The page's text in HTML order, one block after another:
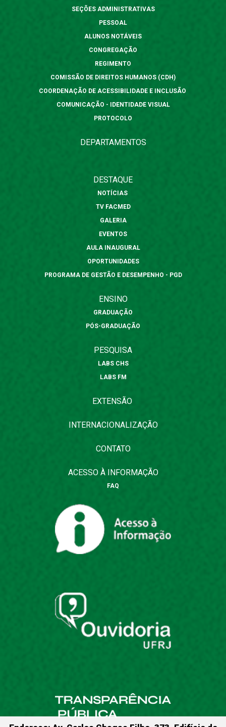
SEÇÕES ADMINISTRATIVAS
PESSOAL
ALUNOS NOTÁVEIS
CONGREGAÇÃO
REGIMENTO
COMISSÃO DE DIREITOS HUMANOS (CDH)
COORDENAÇÃO DE ACESSIBILIDADE E INCLUSÃO
COMUNICAÇÃO - IDENTIDADE VISUAL
PROTOCOLO
DEPARTAMENTOS
DESTAQUE
NOTÍCIAS
TV FACMED
GALERIA
EVENTOS
AULA INAUGURAL
OPORTUNIDADES
PROGRAMA DE GESTÃO E DESEMPENHO - PGD
ENSINO
GRADUAÇÃO
PÓS-GRADUAÇÃO
PESQUISA
LABS CHS
LABS FM
EXTENSÃO
INTERNACIONALIZAÇÃO
CONTATO
ACESSO À INFORMAÇÃO
FAQ